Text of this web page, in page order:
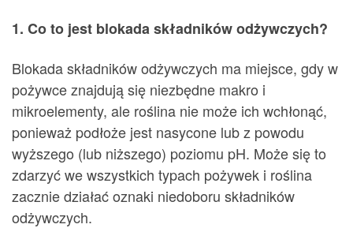
1. Co to jest blokada składników odżywczych?
Blokada składników odżywczych ma miejsce, gdy w
pożywce znajdują się niezbędne makro i
mikroelementy, ale roślina nie może ich wchłonąć,
ponieważ podłoże jest nasycone lub z powodu
wyższego (lub niższego) poziomu pH. Może się to
zdarzyć we wszystkich typach pożywek i roślina
zacznie działać oznaki niedoboru składników
odżywczych.